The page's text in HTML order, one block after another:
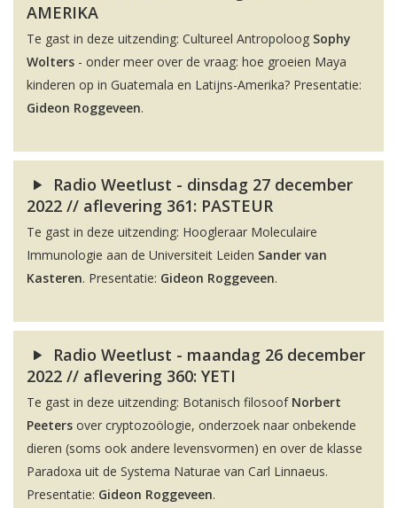
AMERIKA
Te gast in deze uitzending: Cultureel Antropoloog Sophy
Wolters - onder meer over de vraag: hoe groeien Maya
kinderen op in Guatemala en Latijns-Amerika? Presentatie:
Gideon Roggeveen.
Radio Weetlust - dinsdag 27 december
2022 // aflevering 361: PASTEUR
Te gast in deze uitzending: Hoogleraar Moleculaire
Immunologie aan de Universiteit Leiden Sander van
Kasteren. Presentatie: Gideon Roggeveen.
Radio Weetlust - maandag 26 december
2022 // aflevering 360: YETI
Te gast in deze uitzending: Botanisch filosoof Norbert
Peeters over cryptozoölogie, onderzoek naar onbekende
dieren (soms ook andere levensvormen) en over de klasse
Paradoxa uit de Systema Naturae van Carl Linnaeus.
Presentatie: Gideon Roggeveen.